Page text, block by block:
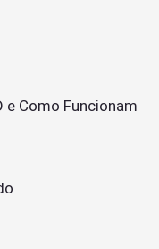
e Como Funcionam